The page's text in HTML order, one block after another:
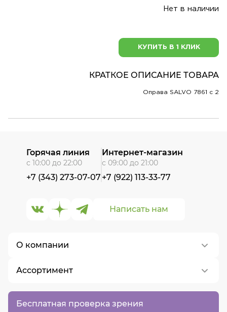
Нет в наличии
КУПИТЬ В 1 КЛИК
КРАТКОЕ ОПИСАНИЕ ТОВАРА
Оправа SALVO 7861 c 2
Бесплатная проверка зрения
О компании
О нас
Контакты
Вакансии
Ассортимент
Написать нам
Горячая линия
с 10:00 до 22:00
+7 (343) 273-07-07
Интернет-магазин
с 09:00 до 21:00
+7 (922) 113-33-77